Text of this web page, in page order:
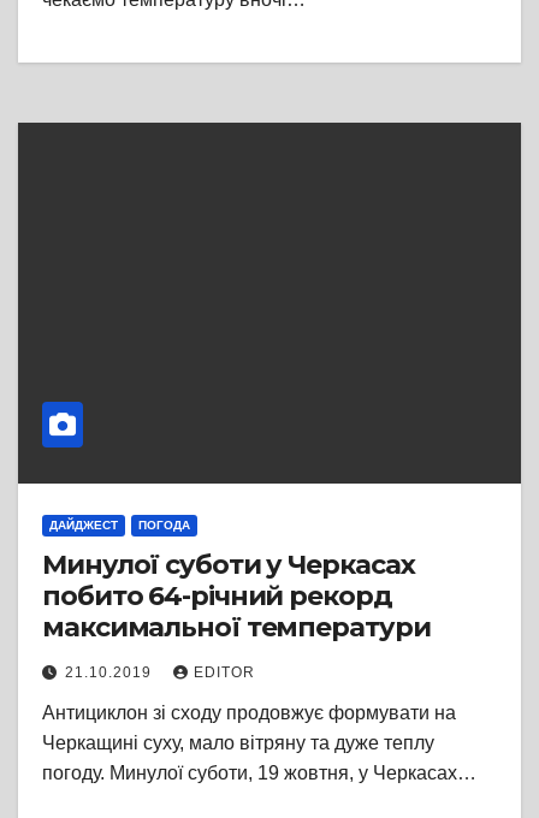
ДАЙДЖЕСТ ПОГОДА
Минулої суботи у Черкасах
побито 64-річний рекорд
максимальної температури
21.10.2019 EDITOR
Антициклон зі сходу продовжує формувати на
Черкащині суху, мало вітряну та дуже теплу
погоду. Минулої суботи, 19 жовтня, у Черкасах…